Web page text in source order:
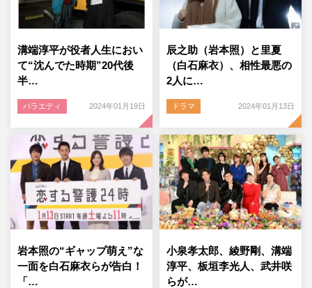
溝端淳平が役者人生におい
て“沈んでた時期”20代後
半…
バラエティ 2024年01月19日
辰之助（岩本照）と里夏
（白石麻衣）、相性最悪の
2人に…
ドラマ 2024年01月13日
岩本照の“ギャップ萌え”な
一面を白石麻衣らが告白！
「…
小泉孝太郎、綾野剛、溝端
淳平、板垣李光人、武井咲
らが…